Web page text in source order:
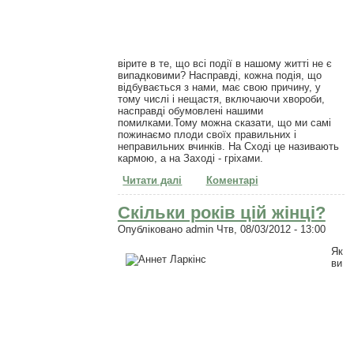
вірите в те, що всі події в нашому житті не є
випадковими? Насправді, кожна подія, що
відбувається з нами, має свою причину, у
тому числі і нещастя, включаючи хвороби,
насправді обумовлені нашими
помилками.Тому можна сказати, що ми самі
пожинаємо плоди своїх правильних і
неправильних вчинків. На Сході це називають
кармою, а на Заході - гріхами.
Читати далі про Кармічний спадок: що
посієш - те й пожнеш
Коментарі
Скільки років цій жінці?
Опубліковано adminЧтв, 08/03/2012 - 13:00
Як
ви